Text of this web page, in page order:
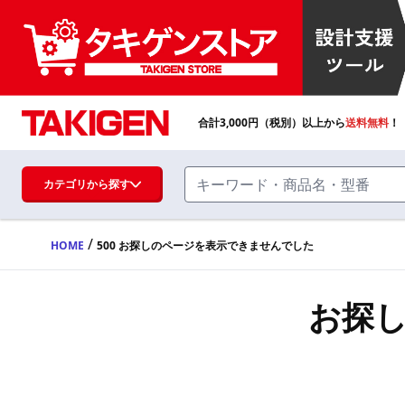
ハンドル・取手・つまみ・周辺機器
FA・A
合計3,000円（税別）以上から送料無料
カテゴリから探す
HOME / 500 お探しのページを表示できませんでした
お探